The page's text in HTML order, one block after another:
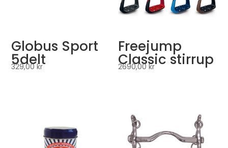
Globus Sport
5delt
329,00kr
Freejump
Classic stirrup
2690,00kr